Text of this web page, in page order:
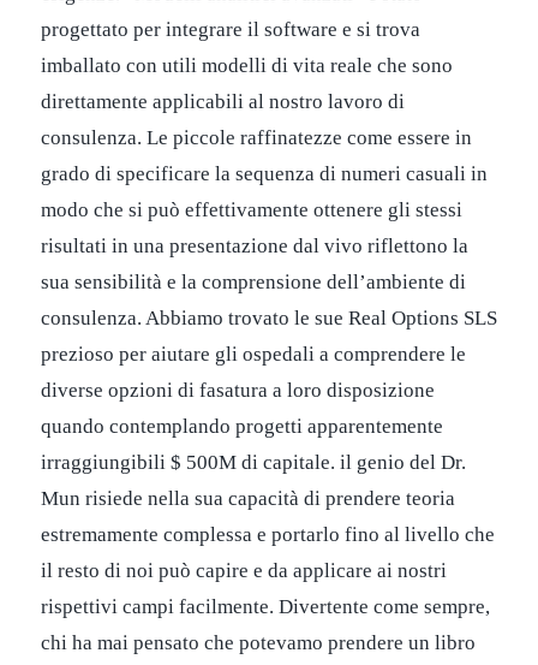
progettato per integrare il software e si trova
imballato con utili modelli di vita reale che sono
direttamente applicabili al nostro lavoro di
consulenza. Le piccole raffinatezze come essere in
grado di specificare la sequenza di numeri casuali in
modo che si può effettivamente ottenere gli stessi
risultati in una presentazione dal vivo riflettono la
sua sensibilità e la comprensione dell’ambiente di
consulenza. Abbiamo trovato le sue Real Options SLS
prezioso per aiutare gli ospedali a comprendere le
diverse opzioni di fasatura a loro disposizione
quando contemplando progetti apparentemente
irraggiungibili $ 500M di capitale. il genio del Dr.
Mun risiede nella sua capacità di prendere teoria
estremamente complessa e portarlo fino al livello che
il resto di noi può capire e da applicare ai nostri
rispettivi campi facilmente. Divertente come sempre,
chi ha mai pensato che potevamo prendere un libro